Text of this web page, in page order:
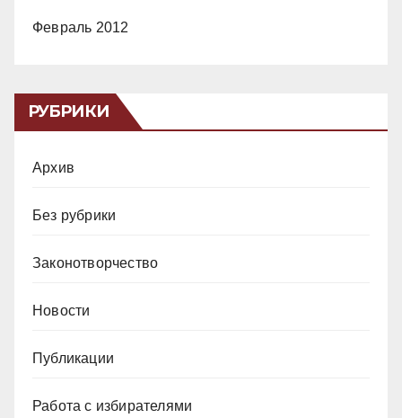
Февраль 2012
РУБРИКИ
Архив
Без рубрики
Законотворчество
Новости
Публикации
Работа с избирателями